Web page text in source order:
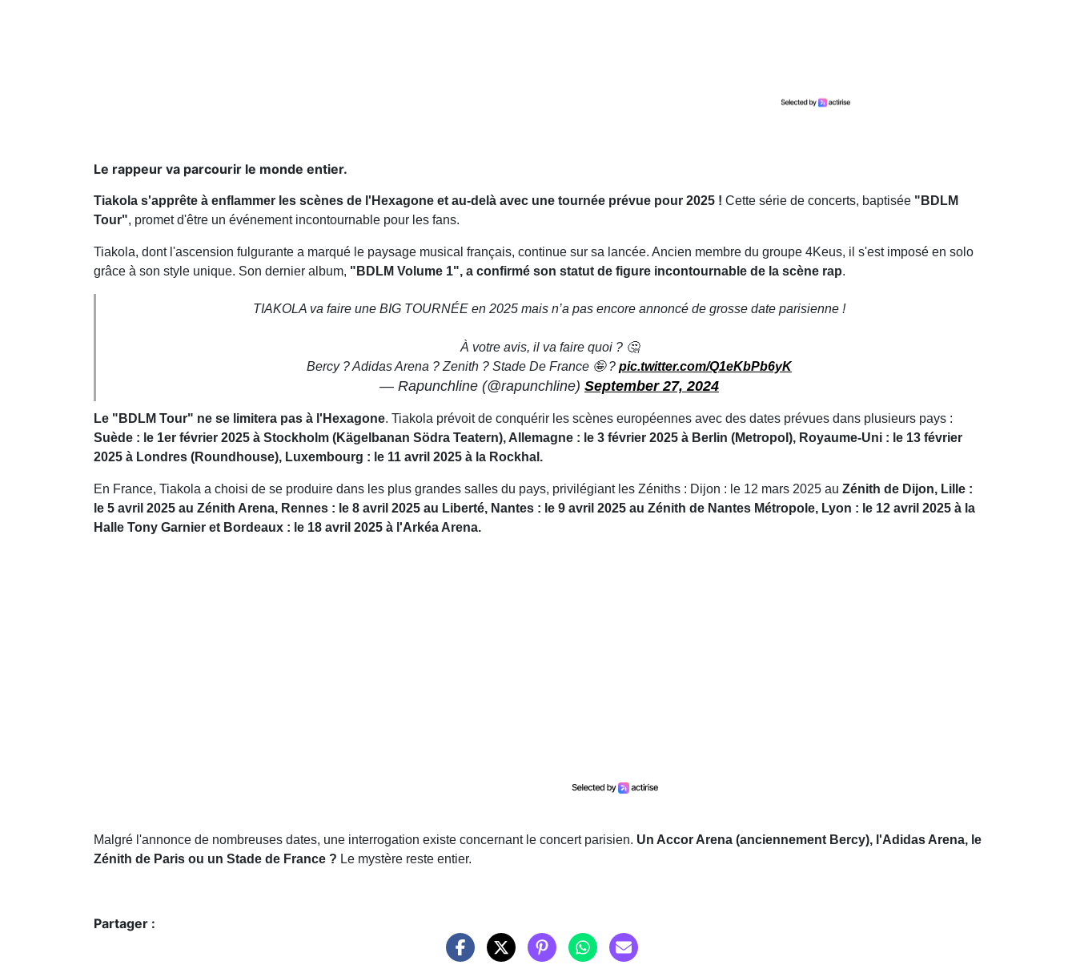
Le rappeur va parcourir le monde entier.
Tiakola s'apprête à enflammer les scènes de l'Hexagone et au-delà avec une tournée prévue pour 2025 ! Cette série de concerts, baptisée "BDLM
Tour", promet d'être un événement incontournable pour les fans.
Tiakola, dont l'ascension fulgurante a marqué le paysage musical français, continue sur sa lancée. Ancien membre du groupe 4Keus, il s'est imposé en solo
grâce à son style unique. Son dernier album, "BDLM Volume 1", a confirmé son statut de figure incontournable de la scène rap.
TIAKOLA va faire une BIG TOURNÉE en 2025 mais n’a pas encore annoncé de grosse date parisienne !
À votre avis, il va faire quoi ? 🤔
Bercy ? Adidas Arena ? Zenith ? Stade De France 🤪 ? pic.twitter.com/Q1eKbPb6yK
— Rapunchline (@rapunchline) September 27, 2024
Le "BDLM Tour" ne se limitera pas à l'Hexagone. Tiakola prévoit de conquérir les scènes européennes avec des dates prévues dans plusieurs pays :
Suède : le 1er février 2025 à Stockholm (Kägelbanan Södra Teatern), Allemagne : le 3 février 2025 à Berlin (Metropol), Royaume-Uni : le 13 février
2025 à Londres (Roundhouse), Luxembourg : le 11 avril 2025 à la Rockhal.
En France, Tiakola a choisi de se produire dans les plus grandes salles du pays, privilégiant les Zéniths : Dijon : le 12 mars 2025 au Zénith de Dijon, Lille :
le 5 avril 2025 au Zénith Arena, Rennes : le 8 avril 2025 au Liberté, Nantes : le 9 avril 2025 au Zénith de Nantes Métropole, Lyon : le 12 avril 2025 à la
Halle Tony Garnier et Bordeaux : le 18 avril 2025 à l'Arkéa Arena.
Malgré l'annonce de nombreuses dates, une interrogation existe concernant le concert parisien. Un Accor Arena (anciennement Bercy), l'Adidas Arena, le
Zénith de Paris ou un Stade de France ? Le mystère reste entier.
Partager :